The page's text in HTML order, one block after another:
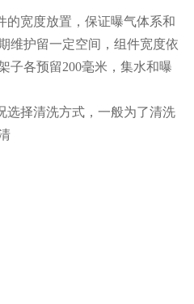
的宽度放置，保证曝气体系和
维护留一定空间，组件宽度依
子各预留200毫米，集水和曝
选择清洗方式，一般为了清洗